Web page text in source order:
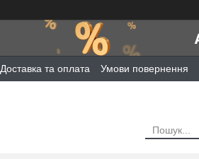
Доставка та оплата Умови повернення